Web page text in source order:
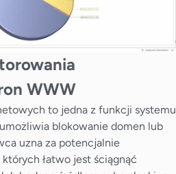
WWW
to jedna z funkcji systemu
blokowanie domen lub
uzna za potencjalnie
łatwo jest ściągnąć